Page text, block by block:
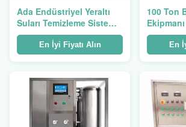
Ada Endüstriyel Yeraltı
Suları Temizleme Sistemi
RO Ters Osmoz
En İyi Fiyatı Alın
100 Ton
En